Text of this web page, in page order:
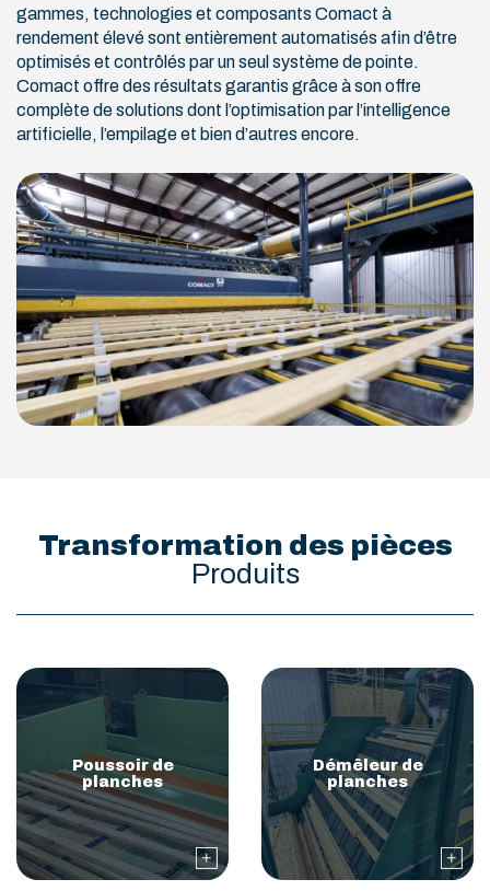
gammes, technologies et composants Comact à
rendement élevé sont entièrement automatisés afin d’être
optimisés et contrôlés par un seul système de pointe.
Comact offre des résultats garantis grâce à son offre
complète de solutions dont l’optimisation par l’intelligence
artificielle, l’empilage et bien d’autres encore.
Transformation des pièces
Produits
Poussoir de
planches
Démêleur de
planches